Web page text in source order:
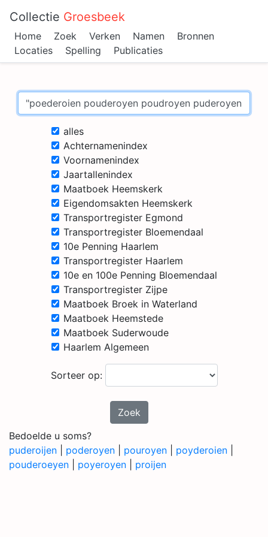
Collectie Groesbeek
Home Zoek Verken Namen
Bronnen
Locaties
Spelling Publicaties
alles
Achternamenindex
Voornamenindex
Jaartallenindex
Maatboek Heemskerk
Eigendomsakten Heemskerk
Transportregister Egmond
Transportregister Bloemendaal
10e Penning Haarlem
Transportregister Haarlem
10e en 100e Penning Bloemendaal
Transportregister Zijpe
Maatboek Broek in Waterland
Maatboek Heemstede
Maatboek Suderwoude
Haarlem Algemeen
Sorteer op:
Zoek
Bedoelde u soms?
puderoijen
poderoyen pouroyen poyderoien
pouderoeyen
poyeroyen proijen